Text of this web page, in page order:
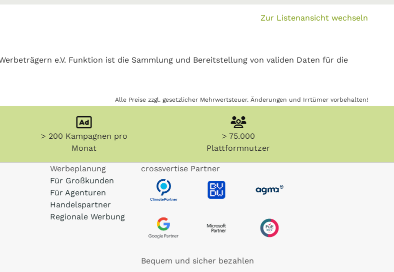
Zur Listenansicht wechseln
e.V. Funktion ist die Sammlung und Bereitstellung von validen Daten für die
Alle Preise zzgl. gesetzlicher Mehrwertsteuer. Änderungen und Irrtümer vorbehalten!
> 200 Kampagnen pro
Monat
> 75.000
Plattformnutzer
Werbeplanung
Für Großkunden
Für Agenturen
Handelspartner
Regionale Werbung
crossvertise Partner
Bequem und sicher bezahlen